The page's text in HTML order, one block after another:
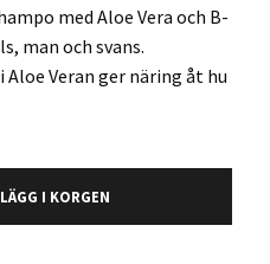
med Aloe Vera och B-
man och svans.
Veran ger näring åt hu
LÄGG I KORGEN